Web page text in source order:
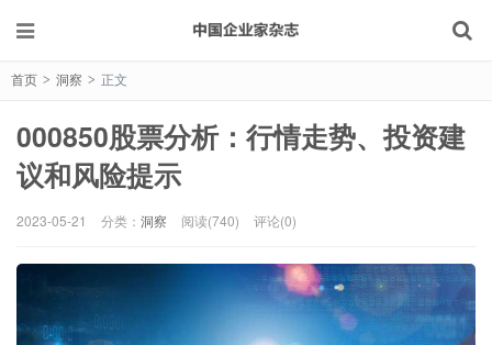
首页 > 洞察 > 正文
000850股票分析：行情走势、投资建
议和风险提示
2023-05-21 分类： 洞察 阅读(740) 评论(0)